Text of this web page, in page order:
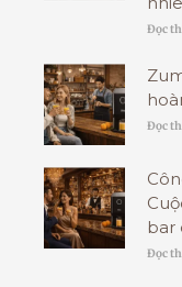
Đọc
Đọc
bar
Đọc